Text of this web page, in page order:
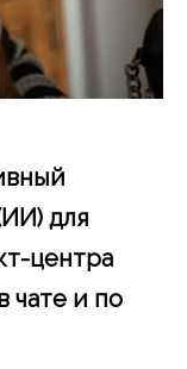
для
центра
чате и по